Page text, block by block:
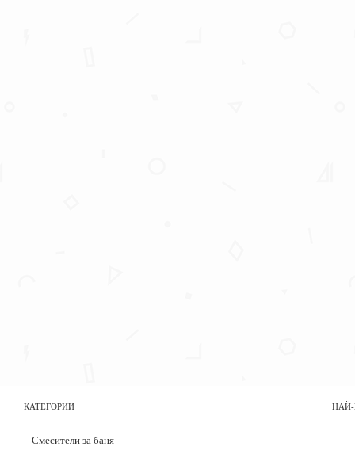
КАТЕГОРИИ
Смесители за баня